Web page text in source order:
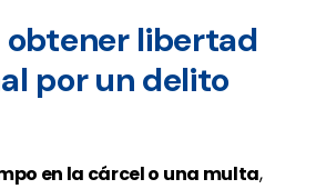
obtener libertad
por un delito
en la cárcel o una multa,